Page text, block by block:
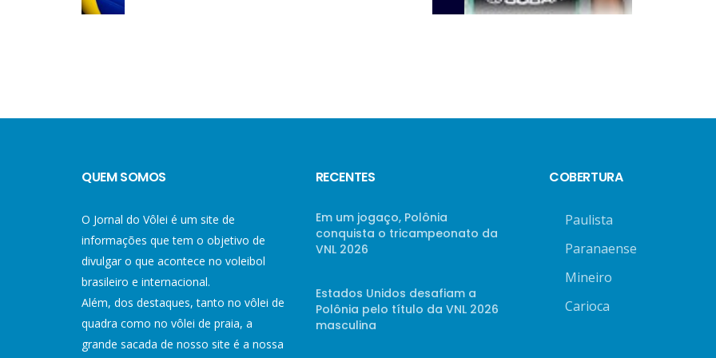
QUEM SOMOS
O Jornal do Vôlei é um site de
informações que tem o objetivo de
divulgar o que acontece no voleibol
brasileiro e internacional.
Além, dos destaques, tanto no vôlei de
quadra como no vôlei de praia, a
grande sacada de nosso site é a nossa
RECENTES
Em um jogaço, Polônia
conquista o tricampeonato da
VNL 2026
Estados Unidos desafiam a
Polônia pelo título da VNL 2026
masculina
COBERTURA
Paulista
Paranaense
Mineiro
Carioca